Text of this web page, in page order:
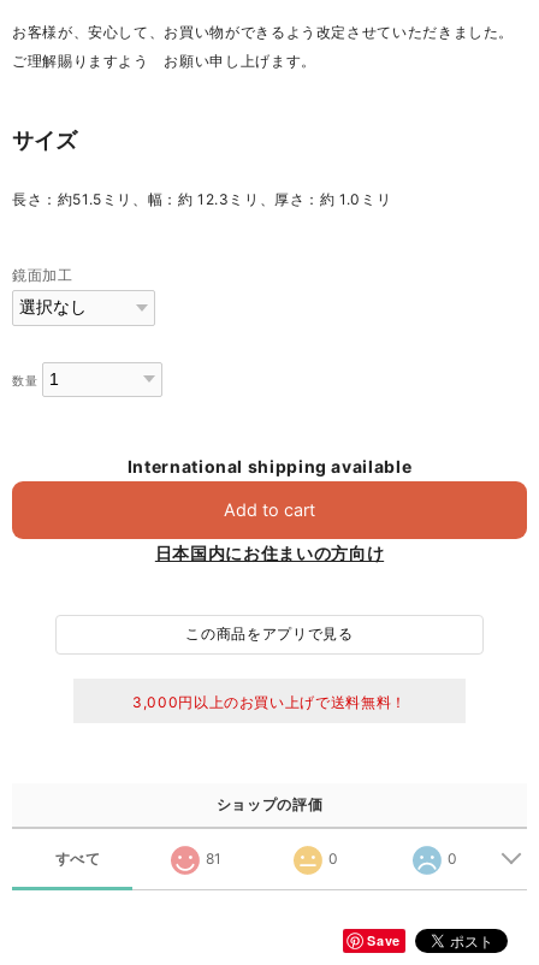
お客様が、安心して、お買い物ができるよう改定させていただきました。
ご理解賜りますよう お願い申し上げます。
サイズ
長さ：約51.5ミリ、幅：約 12.3ミリ、厚さ：約 1.0ミリ
鏡面加工
数量
International shipping available
Add to cart
日本国内にお住まいの方向け
この商品をアプリで見る
3,000円以上のお買い上げで送料無料！
ショップの評価
すべて 81 0 0
Save